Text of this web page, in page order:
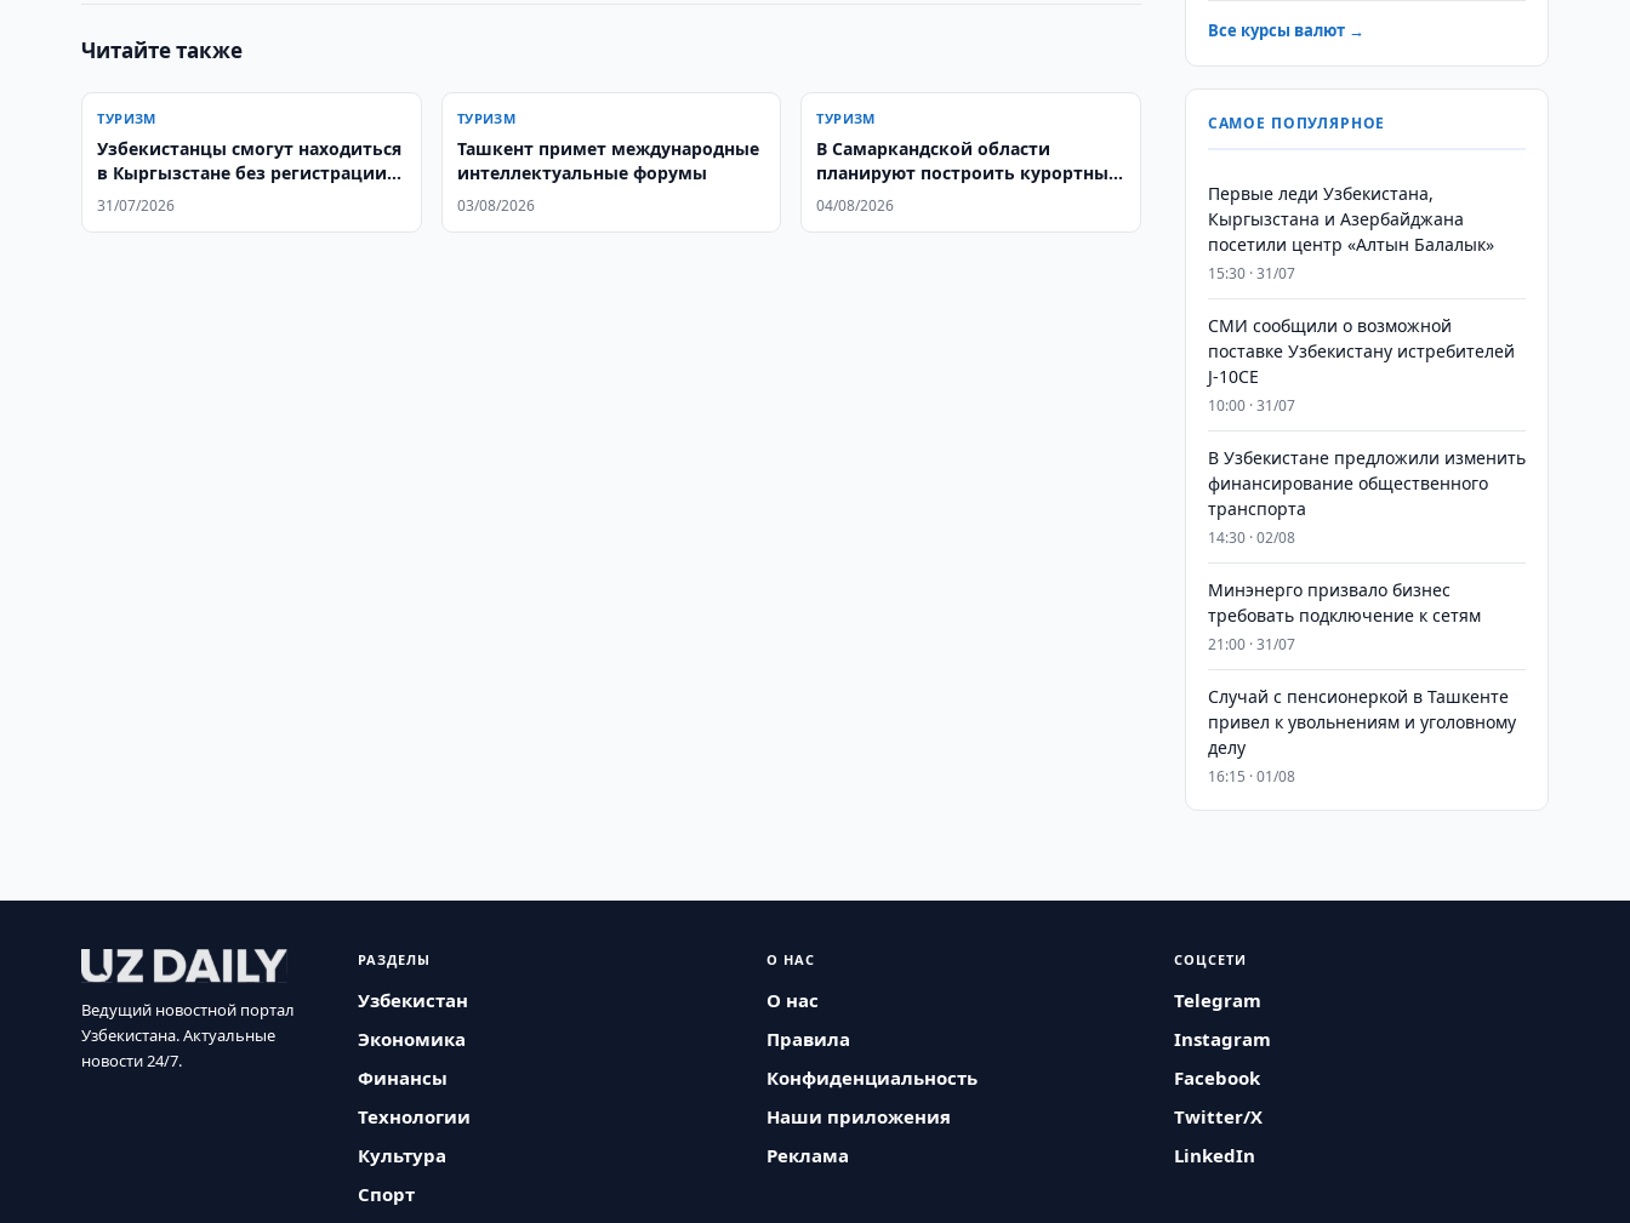
Читайте также
ТУРИЗМ
Узбекистанцы смогут находиться
в Кыргызстане без регистрации
до 15 дней
31/07/2026
ТУРИЗМ
Ташкент примет международные
интеллектуальные форумы
03/08/2026
ТУРИЗМ
В Самаркандской области
планируют построить курортный
город Нурбулак
04/08/2026
Все курсы валют →
САМОЕ ПОПУЛЯРНОЕ
Первые леди Узбекистана,
Кыргызстана и Азербайджана
посетили центр «Алтын Балалык»
15:30 · 31/07
СМИ сообщили о возможной
поставке Узбекистану истребителей
J-10CE
10:00 · 31/07
В Узбекистане предложили изменить
финансирование общественного
транспорта
14:30 · 02/08
Минэнерго призвало бизнес
требовать подключение к сетям
21:00 · 31/07
Случай с пенсионеркой в Ташкенте
привел к увольнениям и уголовному
делу
16:15 · 01/08
Ведущий новостной портал
Узбекистана. Актуальные
новости 24/7.
РАЗДЕЛЫ
Узбекистан
Экономика
Финансы
Технологии
Культура
Спорт
О НАС
О нас
Правила
Конфиденциальность
Наши приложения
Реклама
СОЦСЕТИ
Telegram
Instagram
Facebook
Twitter/X
LinkedIn